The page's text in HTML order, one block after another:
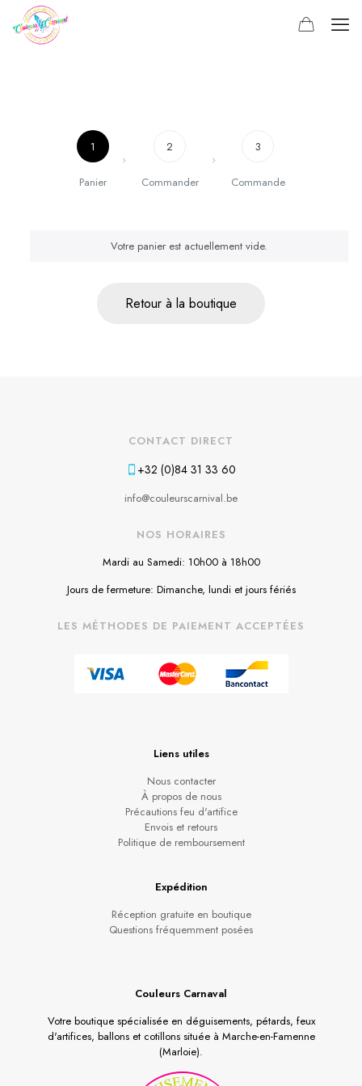
1
Panier
2
Commander
3
Commande
Votre panier est actuellement vide.
Retour à la boutique
CONTACT DIRECT
+32 (0)84 31 33 60
info@couleurscarnival.be
NOS HORAIRES
Mardi au Samedi: 10h00 à 18h00
Jours de fermeture: Dimanche, lundi et jours fériés
LES MÉTHODES DE PAIEMENT ACCEPTÉES
Liens utiles
Nous contacter
À propos de nous
Précautions feu d'artifice
Envois et retours
Politique de remboursement
Expédition
Réception gratuite en boutique
Questions fréquemment posées
Couleurs Carnaval
Votre boutique spécialisée en déguisements, pétards, feux
d'artifices, ballons et cotillons située à Marche-en-Famenne
(Marloie).